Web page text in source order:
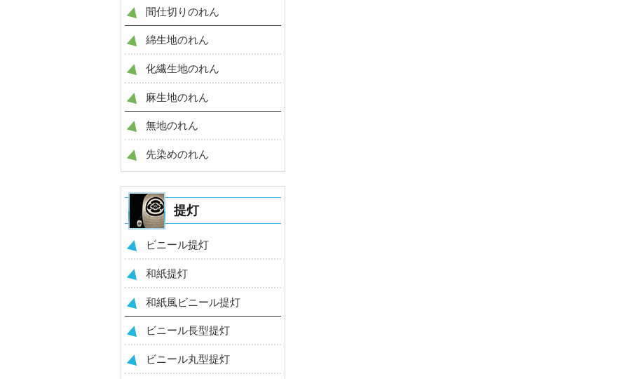
間仕切りのれん
綿生地のれん
化繊生地のれん
麻生地のれん
無地のれん
先染めのれん
提灯
ビニール提灯
和紙提灯
和紙風ビニール提灯
ビニール長型提灯
ビニール丸型提灯